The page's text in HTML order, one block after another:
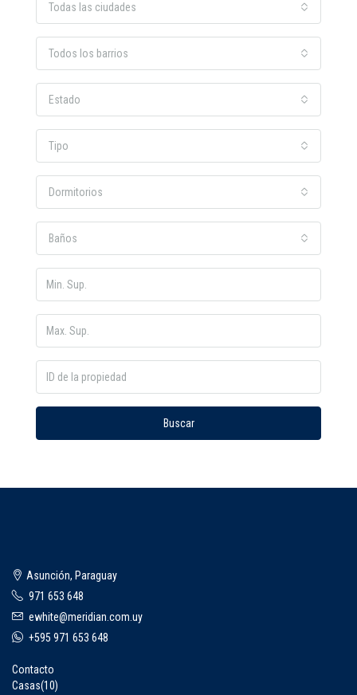
Todas las ciudades
Todos los barrios
Estado
Tipo
Dormitorios
Baños
Buscar
Asunción, Paraguay
971 653 648
ewhite@meridian.com.uy
+595 971 653 648
Contacto
Casas(10)